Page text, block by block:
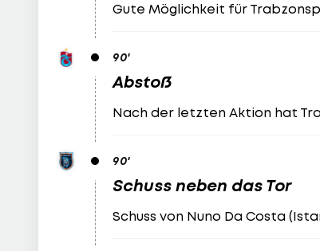
Gute Möglichkeit für
90'
Abstoß
Nach der letzten Aktion hat
90'
Schuss neben das Tor
Schuss von Nuno Da Costa